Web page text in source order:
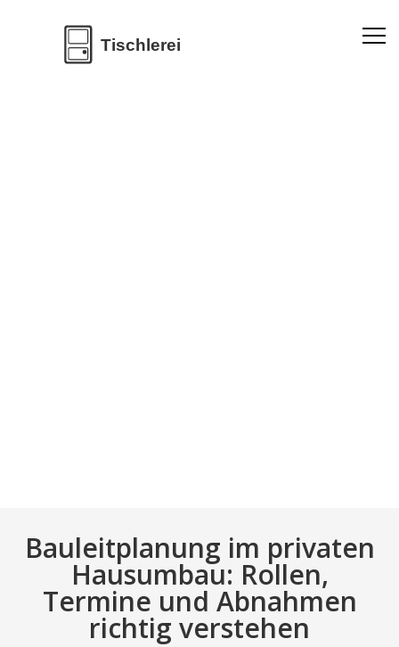
Bauleitplanung im privaten
Hausumbau: Rollen,
Termine und Abnahmen
richtig verstehen